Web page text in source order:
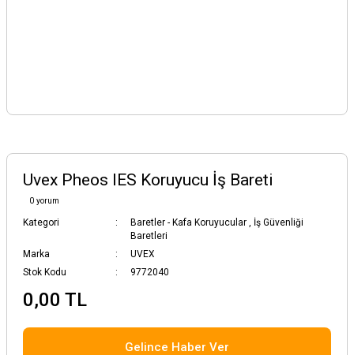
Uvex Pheos IES Koruyucu İş Bareti
0 yorum
Kategori Baretler - Kafa Koruyucular , İş Güvenliği
Baretleri
Marka
UVEX
Stok Kodu
9772040
0,00 TL
Gelince Haber Ver